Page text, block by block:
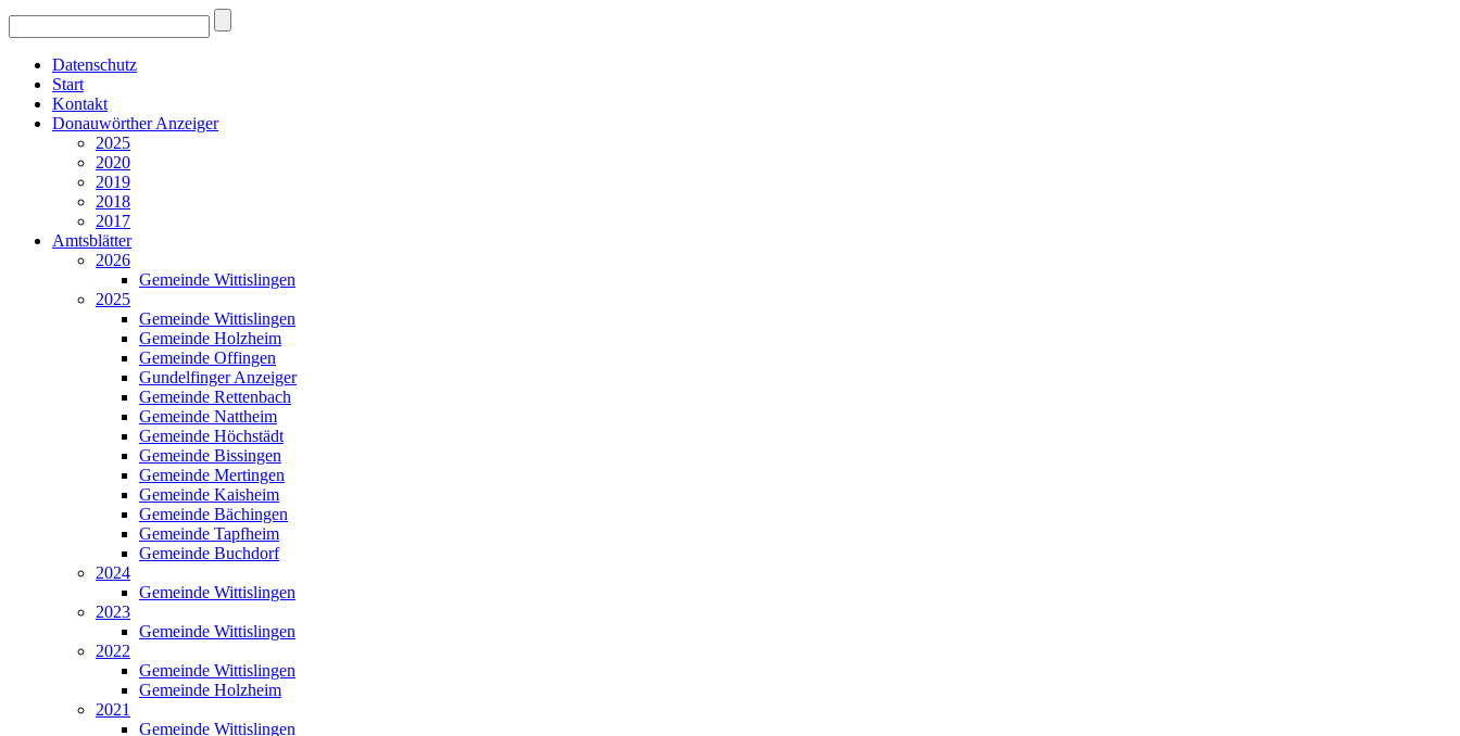
Datenschutz
Start
Kontakt
Donauwörther Anzeiger
2025
2020
2019
2018
2017
Amtsblätter
2026
Gemeinde Wittislingen
2025
Gemeinde Wittislingen
Gemeinde Holzheim
Gemeinde Offingen
Gundelfinger Anzeiger
Gemeinde Rettenbach
Gemeinde Nattheim
Gemeinde Höchstädt
Gemeinde Bissingen
Gemeinde Mertingen
Gemeinde Kaisheim
Gemeinde Bächingen
Gemeinde Tapfheim
Gemeinde Buchdorf
2024
Gemeinde Wittislingen
2023
Gemeinde Wittislingen
2022
Gemeinde Wittislingen
Gemeinde Holzheim
2021
Gemeinde Wittislingen